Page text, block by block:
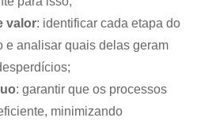
valor: identificar cada etapa do
e analisar quais delas geram
: garantir que os processos
minimizando